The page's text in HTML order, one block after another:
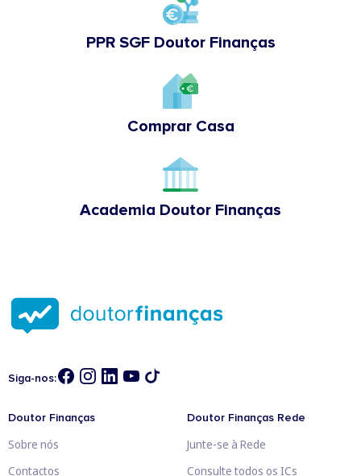
PPR SGF Doutor Finanças
Comprar Casa
Academia Doutor Finanças
Siga-nos:
Doutor Finanças
Sobre nós
Contactos
Doutor Finanças Rede
Junte-se à Rede
Consulte todos os ICs